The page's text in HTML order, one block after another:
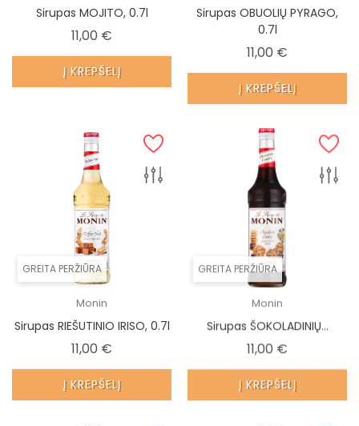
Sirupas MOJITO, 0.7l
11,00 €
Į KREPŠELĮ
Sirupas OBUOLIŲ PYRAGO,
0.7l
11,00 €
Į KREPŠELĮ
GREITA PERŽIŪRA
Monin
Sirupas RIEŠUTINIO IRISO, 0.7l
11,00 €
Į KREPŠELĮ
GREITA PERŽIŪRA
Monin
Sirupas ŠOKOLADINIŲ...
11,00 €
Į KREPŠELĮ